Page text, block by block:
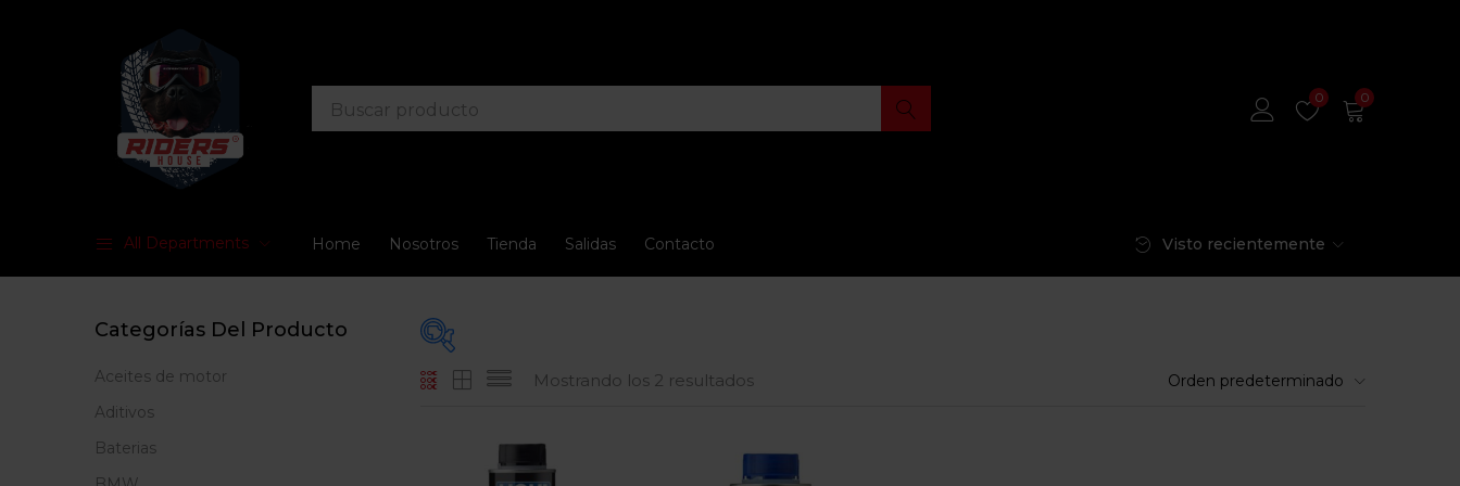
0 0
All Departments Home Nosotros Tienda Salidas Contacto Visto recientemente
Mostrando los 2 resultados Orden predeterminado
Categorías Del Producto
Aceites de motor
Aditivos
Baterias